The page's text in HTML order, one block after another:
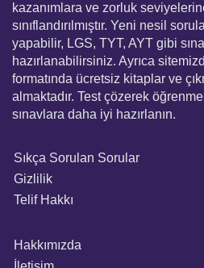
kazanımlara ve zorluk
sınıflandırılmıştır. Yeni nesil
yapabilir, LGS, TYT, AYT gibi
hazırlanabilirsiniz. Ayrıca
formatında ücretsiz kitaplar ve
almaktadır. Test çözerek
sınavlara daha iyi hazırlanın.
Sıkça Sorulan Sorular
Gizlilik
Telif Hakkı
Hakkımızda